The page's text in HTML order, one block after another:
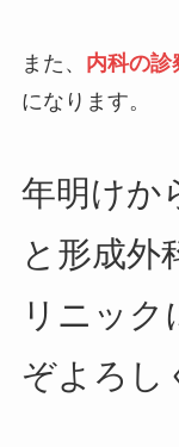
また、 内科の診
になります。
年明けか
と形成外
リニック
ぞよろし